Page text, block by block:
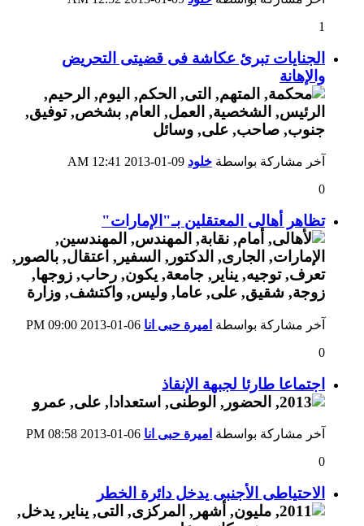
1
الجنايات تبرئ عكاشة فى قضيتى التحريض
والإهانة
آخر مشاركة بواسطة خلود
12:41 AM
0
تظاهر أهالى المعتقلين بـ"الإمارات"
آخر مشاركة بواسطة اميرة حبى انا
09:00 PM
0
اجتماعا طارئا لجبهة الإنقاذ
آخر مشاركة بواسطة اميرة حبى انا
08:58 PM
0
الاحتياطى الأجنبى يدخل دائرة الخطر